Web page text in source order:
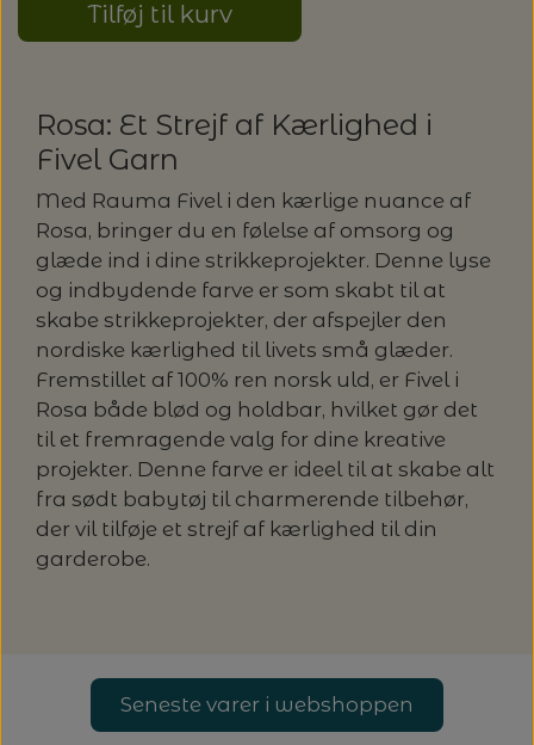
PASCULI: SUAVE - SPAR 20%
POMP STITCH - BRODERI - SPAR 30-35%
PÅ ALLE KITS
SPAR 40% - GLERUPS STØVLER BØRN (STR.
19 - 23)
PERMIN: SPAR 30% PÅ ALLE
JULEBRODERIER
BALDYRE: UDVALGTE BRODERIER - SPAR
20%
MONDIAL
PASCUALI
RAUMA GARN
PERMIN
SOMMERGARN
LENE HOLME SAMSØE - LEKNIT
MY FAVOURITE THINGS KNITWEAR
OTHER LOOPS
PETITEKNIT
RAUMA
SUSIE HAUMANN
MASKEWIRES
MÅLEBÅND / PINDEMÅLERE
OPSKRIFTHOLDER FRA KNITPRO -
MAGMA
SAKSE
STRIKKE- OG SYNÅLE
SYTRÅD
Tilføj til kurv
Rosa: Et Strejf af Kærlighed i
Fivel Garn
Med Rauma Fivel i den kærlige nuance af
Rosa, bringer du en følelse af omsorg og
glæde ind i dine strikkeprojekter. Denne lyse
og indbydende farve er som skabt til at
skabe strikkeprojekter, der afspejler den
nordiske kærlighed til livets små glæder.
Fremstillet af 100% ren norsk uld, er Fivel i
Rosa både blød og holdbar, hvilket gør det
til et fremragende valg for dine kreative
projekter. Denne farve er ideel til at skabe alt
fra sødt babytøj til charmerende tilbehør,
der vil tilføje et strejf af kærlighed til din
garderobe.
Seneste varer i webshoppen